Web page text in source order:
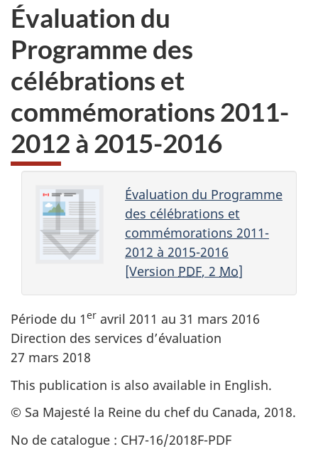
Évaluation du
Programme des
célébrations et
commémorations 2011-
2012 à 2015-2016
Évaluation du Programme
des célébrations et
commémorations 2011-
2012 à 2015-2016
[Version PDF, 2 Mo]
Période du 1er avril 2011 au 31 mars 2016
Direction des services d’évaluation
27 mars 2018
This publication is also available in English.
© Sa Majesté la Reine du chef du Canada, 2018.
No de catalogue : CH7-16/2018F-PDF